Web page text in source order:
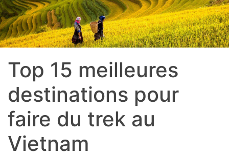
Top 15 meilleures
destinations pour
faire du trek au
Vietnam